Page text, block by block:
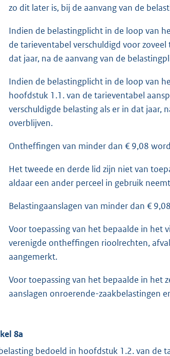
zo dit later is, bij de aanvang van de
Indien de belastingplicht in de loop van
de tarieventabel verschuldigd voor
dat jaar, na de aanvang van de
Indien de belastingplicht in de loop van
hoofdstuk 1.1. van de tarieventabel
verschuldigde belasting als er in dat jaar,
overblijven.
Ontheffingen van minder dan € 9,08
Het tweede en derde lid zijn niet van
aldaar een ander perceel in gebruik
Belastingaanslagen van minder dan €
Voor toepassing van het bepaalde in het
verenigde ontheffingen rioolrechten,
aangemerkt.
Voor toepassing van het bepaalde in het
aanslagen onroerende-zaakbelastingen
8a
bedoeld in hoofdstuk 1.2. van de